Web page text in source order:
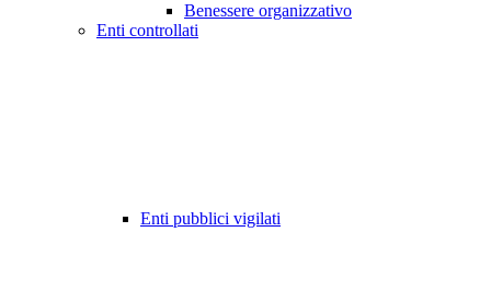
Benessere organizzativo
Enti controllati
Enti pubblici vigilati